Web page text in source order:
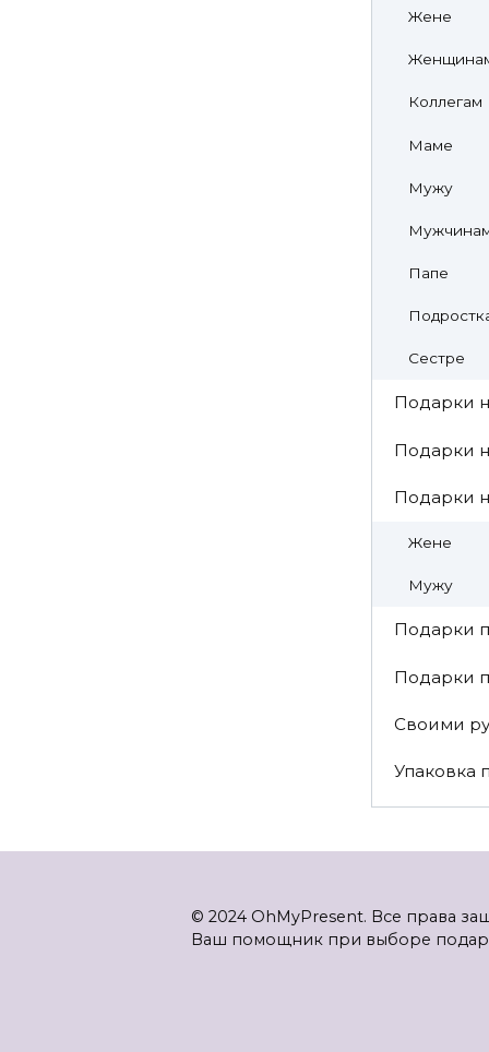
Жене
Коллегам
Маме
Мужу
Папе
Сестре
Подарки
Подарки
Подарки
Жене
Мужу
Подарки
Подарки
Своими
Упаковка
© 2024 OhMyPresent. Все права
Ваш помощник при выборе